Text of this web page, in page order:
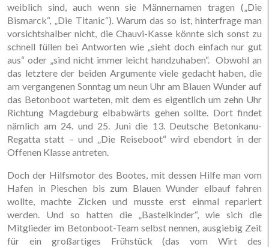
weiblich sind, auch wenn sie Männernamen tragen („Die
Bismarck“, „Die Titanic“). Warum das so ist, hinterfrage man
vorsichtshalber nicht, die Chauvi-Kasse könnte sich sonst zu
schnell füllen bei Antworten wie „sieht doch einfach nur gut
aus“ oder „sind nicht immer leicht handzuhaben“. Obwohl an
das letztere der beiden Argumente viele gedacht haben, die
am vergangenen Sonntag um neun Uhr am Blauen Wunder auf
das Betonboot warteten, mit dem es eigentlich um zehn Uhr
Richtung Magdeburg elbabwärts gehen sollte. Dort findet
nämlich am 24. und 25. Juni die 13. Deutsche Betonkanu-
Regatta statt – und „Die Reiseboot“ wird ebendort in der
Offenen Klasse antreten.
Doch der Hilfsmotor des Bootes, mit dessen Hilfe man vom
Hafen in Pieschen bis zum Blauen Wunder elbauf fahren
wollte, machte Zicken und musste erst einmal repariert
werden. Und so hatten die „Bastelkinder“, wie sich die
Mitglieder im Betonboot-Team selbst nennen, ausgiebig Zeit
für ein großartiges Frühstück (das vom Wirt des